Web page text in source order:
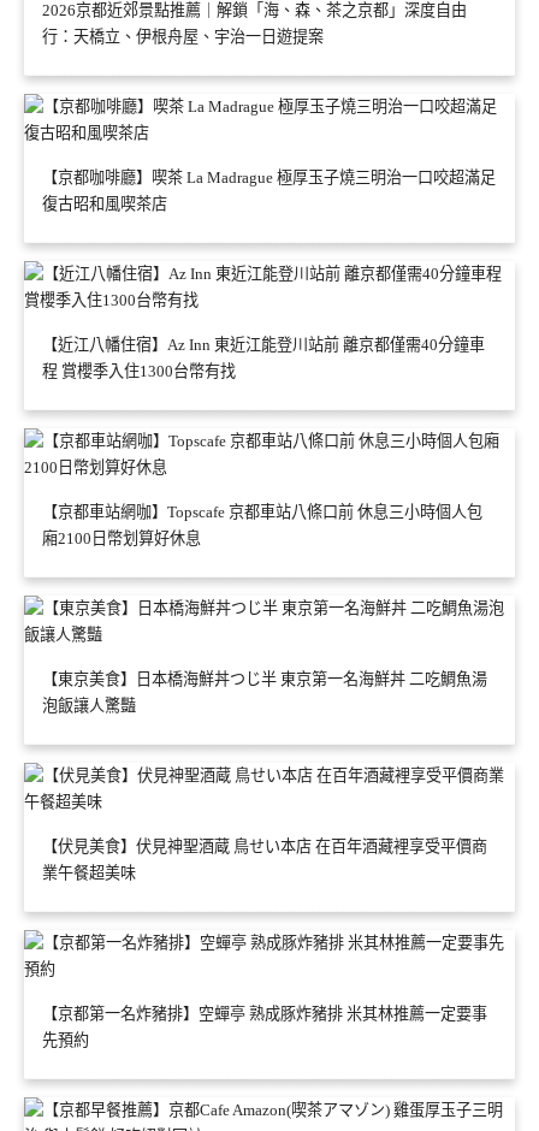
2026京都近郊景點推薦｜解鎖「海、森、茶之京都」深度自由
行：天橋立、伊根舟屋、宇治一日遊提案
【京都咖啡廳】喫茶 La Madrague 極厚玉子燒三明治一口咬超滿足
復古昭和風喫茶店
【近江八幡住宿】Az Inn 東近江能登川站前 離京都僅需40分鐘車
程 賞櫻季入住1300台幣有找
【京都車站網咖】Topscafe 京都車站八條口前 休息三小時個人包
廂2100日幣划算好休息
【東京美食】日本橋海鮮丼つじ半 東京第一名海鮮丼 二吃鯛魚湯
泡飯讓人驚豔
【伏見美食】伏見神聖酒蔵 鳥せい本店 在百年酒藏裡享受平價商
業午餐超美味
【京都第一名炸豬排】空蟬亭 熟成豚炸豬排 米其林推薦一定要事
先預約